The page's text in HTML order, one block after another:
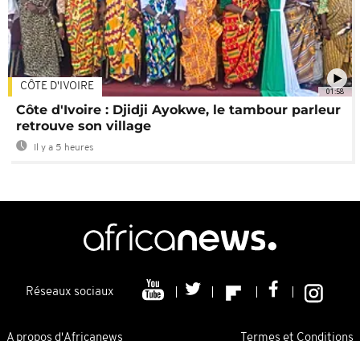
01:58
CÔTE D'IVOIRE
Côte d'Ivoire : Djidji Ayokwe, le tambour parleur
retrouve son village
Il y a 5 heures
Réseaux sociaux
A propos d'Africanews Termes et Conditions